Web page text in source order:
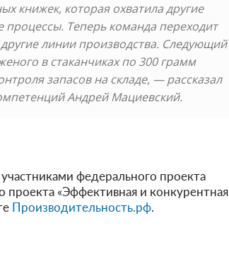
книжек, которая охватила другие
процессы. Теперь команда переходит
линии производства. Следующий
в стаканчиках по 300 грамм
запасов на складе, — рассказал
Андрей Мациевский.
федерального проекта
проекта «Эффективная и конкурентная
Производительность.рф.